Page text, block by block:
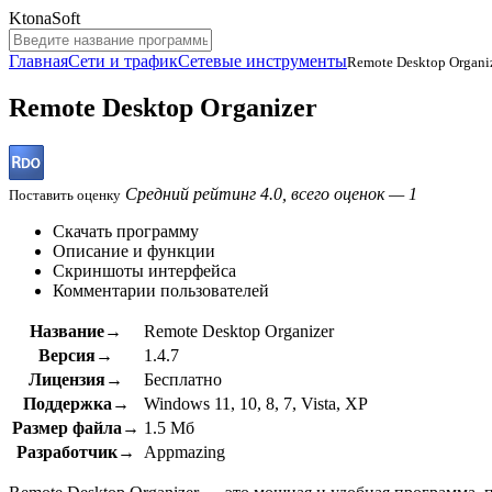
KtonaSoft
ГлавнаяСети и трафикСетевые инструментыRemote Desktop
Remote Desktop Organizer
Поставить оценку Средний рейтинг 4.0, всего оценок — 1
Скачать программу
Описание и функции
Скриншоты интерфейса
Комментарии пользователей
Название→
Remote Desktop Organizer
Версия→
1.4.7
Лицензия→
Бесплатно
Поддержка→
Windows 11, 10, 8, 7, Vista, XP
Размер файла→ 1.5 Мб
Разработчик→
Appmazing